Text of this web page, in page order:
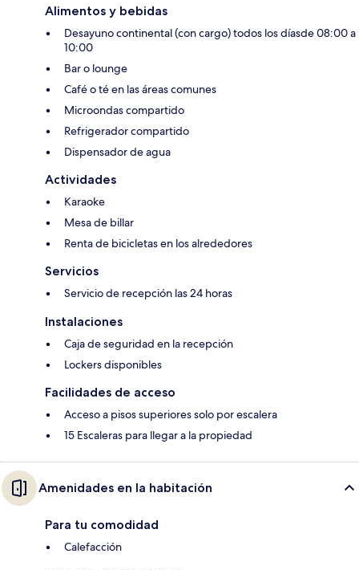
Alimentos y bebidas
Desayuno continental (con cargo) todos los díasde 08:00 a
10:00
Bar o lounge
Café o té en las áreas comunes
Microondas compartido
Refrigerador compartido
Dispensador de agua
Actividades
Karaoke
Mesa de billar
Renta de bicicletas en los alrededores
Servicios
Servicio de recepción las 24 horas
Instalaciones
Caja de seguridad en la recepción
Lockers disponibles
Facilidades de acceso
Acceso a pisos superiores solo por escalera
15 Escaleras para llegar a la propiedad
Amenidades en la habitación
Para tu comodidad
Calefacción